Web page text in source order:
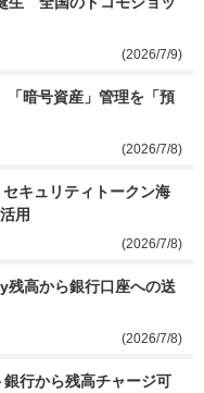
(2026/7/9)
「暗号資産」管理を「預
(2026/7/8)
キュリティトークン海
用
(2026/7/8)
残高から銀行口座への送
(2026/7/8)
行から残高チャージ可